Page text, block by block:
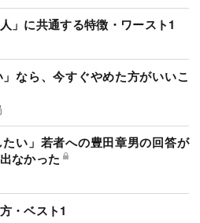
」に共通する特徴・ワースト1
」なら、今すぐやめた方がいいこ
たい」若者への豊田章男の回答が
なかった
・ベスト1